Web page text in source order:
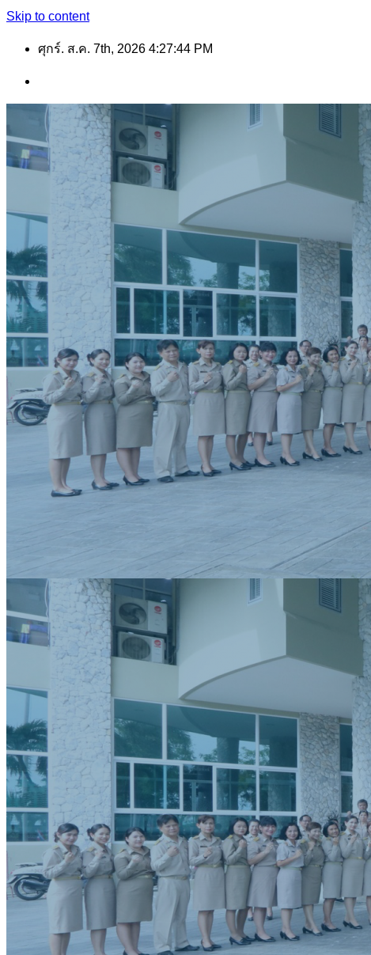
Skip to content
ศุกร์. ส.ค. 7th, 2026 4:27:46 PM